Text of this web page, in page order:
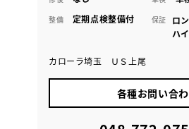
整備 定期点検整備付 保証
ロ
ハ
カローラ埼玉 ＵＳ上尾
各種お問い合